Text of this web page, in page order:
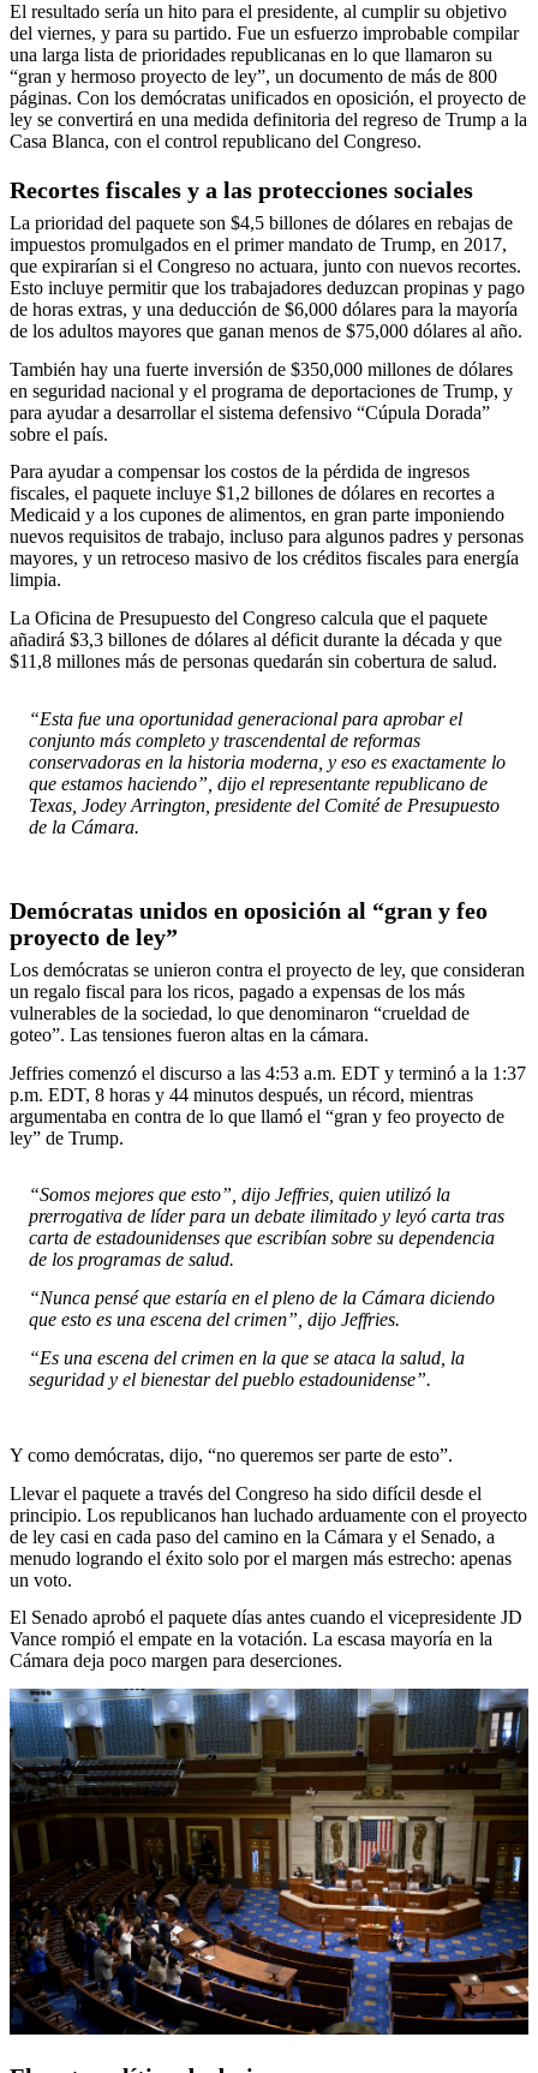
El resultado sería un hito para el presidente, al cumplir su objetivo
del viernes, y para su partido. Fue un esfuerzo improbable compilar
una larga lista de prioridades republicanas en lo que llamaron su
“gran y hermoso proyecto de ley”, un documento de más de 800
páginas. Con los demócratas unificados en oposición, el proyecto de
ley se convertirá en una medida definitoria del regreso de Trump a la
Casa Blanca, con el control republicano del Congreso.
Recortes fiscales y a las protecciones sociales
La prioridad del paquete son $4,5 billones de dólares en rebajas de
impuestos promulgados en el primer mandato de Trump, en 2017,
que expirarían si el Congreso no actuara, junto con nuevos recortes.
Esto incluye permitir que los trabajadores deduzcan propinas y pago
de horas extras, y una deducción de $6,000 dólares para la mayoría
de los adultos mayores que ganan menos de $75,000 dólares al año.
También hay una fuerte inversión de $350,000 millones de dólares
en seguridad nacional y el programa de deportaciones de Trump, y
para ayudar a desarrollar el sistema defensivo “Cúpula Dorada”
sobre el país.
Para ayudar a compensar los costos de la pérdida de ingresos
fiscales, el paquete incluye $1,2 billones de dólares en recortes a
Medicaid y a los cupones de alimentos, en gran parte imponiendo
nuevos requisitos de trabajo, incluso para algunos padres y personas
mayores, y un retroceso masivo de los créditos fiscales para energía
limpia.
La Oficina de Presupuesto del Congreso calcula que el paquete
añadirá $3,3 billones de dólares al déficit durante la década y que
$11,8 millones más de personas quedarán sin cobertura de salud.
“Esta fue una oportunidad generacional para aprobar el
conjunto más completo y trascendental de reformas
conservadoras en la historia moderna, y eso es exactamente lo
que estamos haciendo”, dijo el representante republicano de
Texas, Jodey Arrington, presidente del Comité de Presupuesto
de la Cámara.
Demócratas unidos en oposición al “gran y feo
proyecto de ley”
Los demócratas se unieron contra el proyecto de ley, que consideran
un regalo fiscal para los ricos, pagado a expensas de los más
vulnerables de la sociedad, lo que denominaron “crueldad de
goteo”. Las tensiones fueron altas en la cámara.
Jeffries comenzó el discurso a las 4:53 a.m. EDT y terminó a la 1:37
p.m. EDT, 8 horas y 44 minutos después, un récord, mientras
argumentaba en contra de lo que llamó el “gran y feo proyecto de
ley” de Trump.
“Somos mejores que esto”, dijo Jeffries, quien utilizó la
prerrogativa de líder para un debate ilimitado y leyó carta tras
carta de estadounidenses que escribían sobre su dependencia
de los programas de salud.
“Nunca pensé que estaría en el pleno de la Cámara diciendo
que esto es una escena del crimen”, dijo Jeffries.
“Es una escena del crimen en la que se ataca la salud, la
seguridad y el bienestar del pueblo estadounidense”.
Y como demócratas, dijo, “no queremos ser parte de esto”.
Llevar el paquete a través del Congreso ha sido difícil desde el
principio. Los republicanos han luchado arduamente con el proyecto
de ley casi en cada paso del camino en la Cámara y el Senado, a
menudo logrando el éxito solo por el margen más estrecho: apenas
un voto.
El Senado aprobó el paquete días antes cuando el vicepresidente JD
Vance rompió el empate en la votación. La escasa mayoría en la
Cámara deja poco margen para deserciones.